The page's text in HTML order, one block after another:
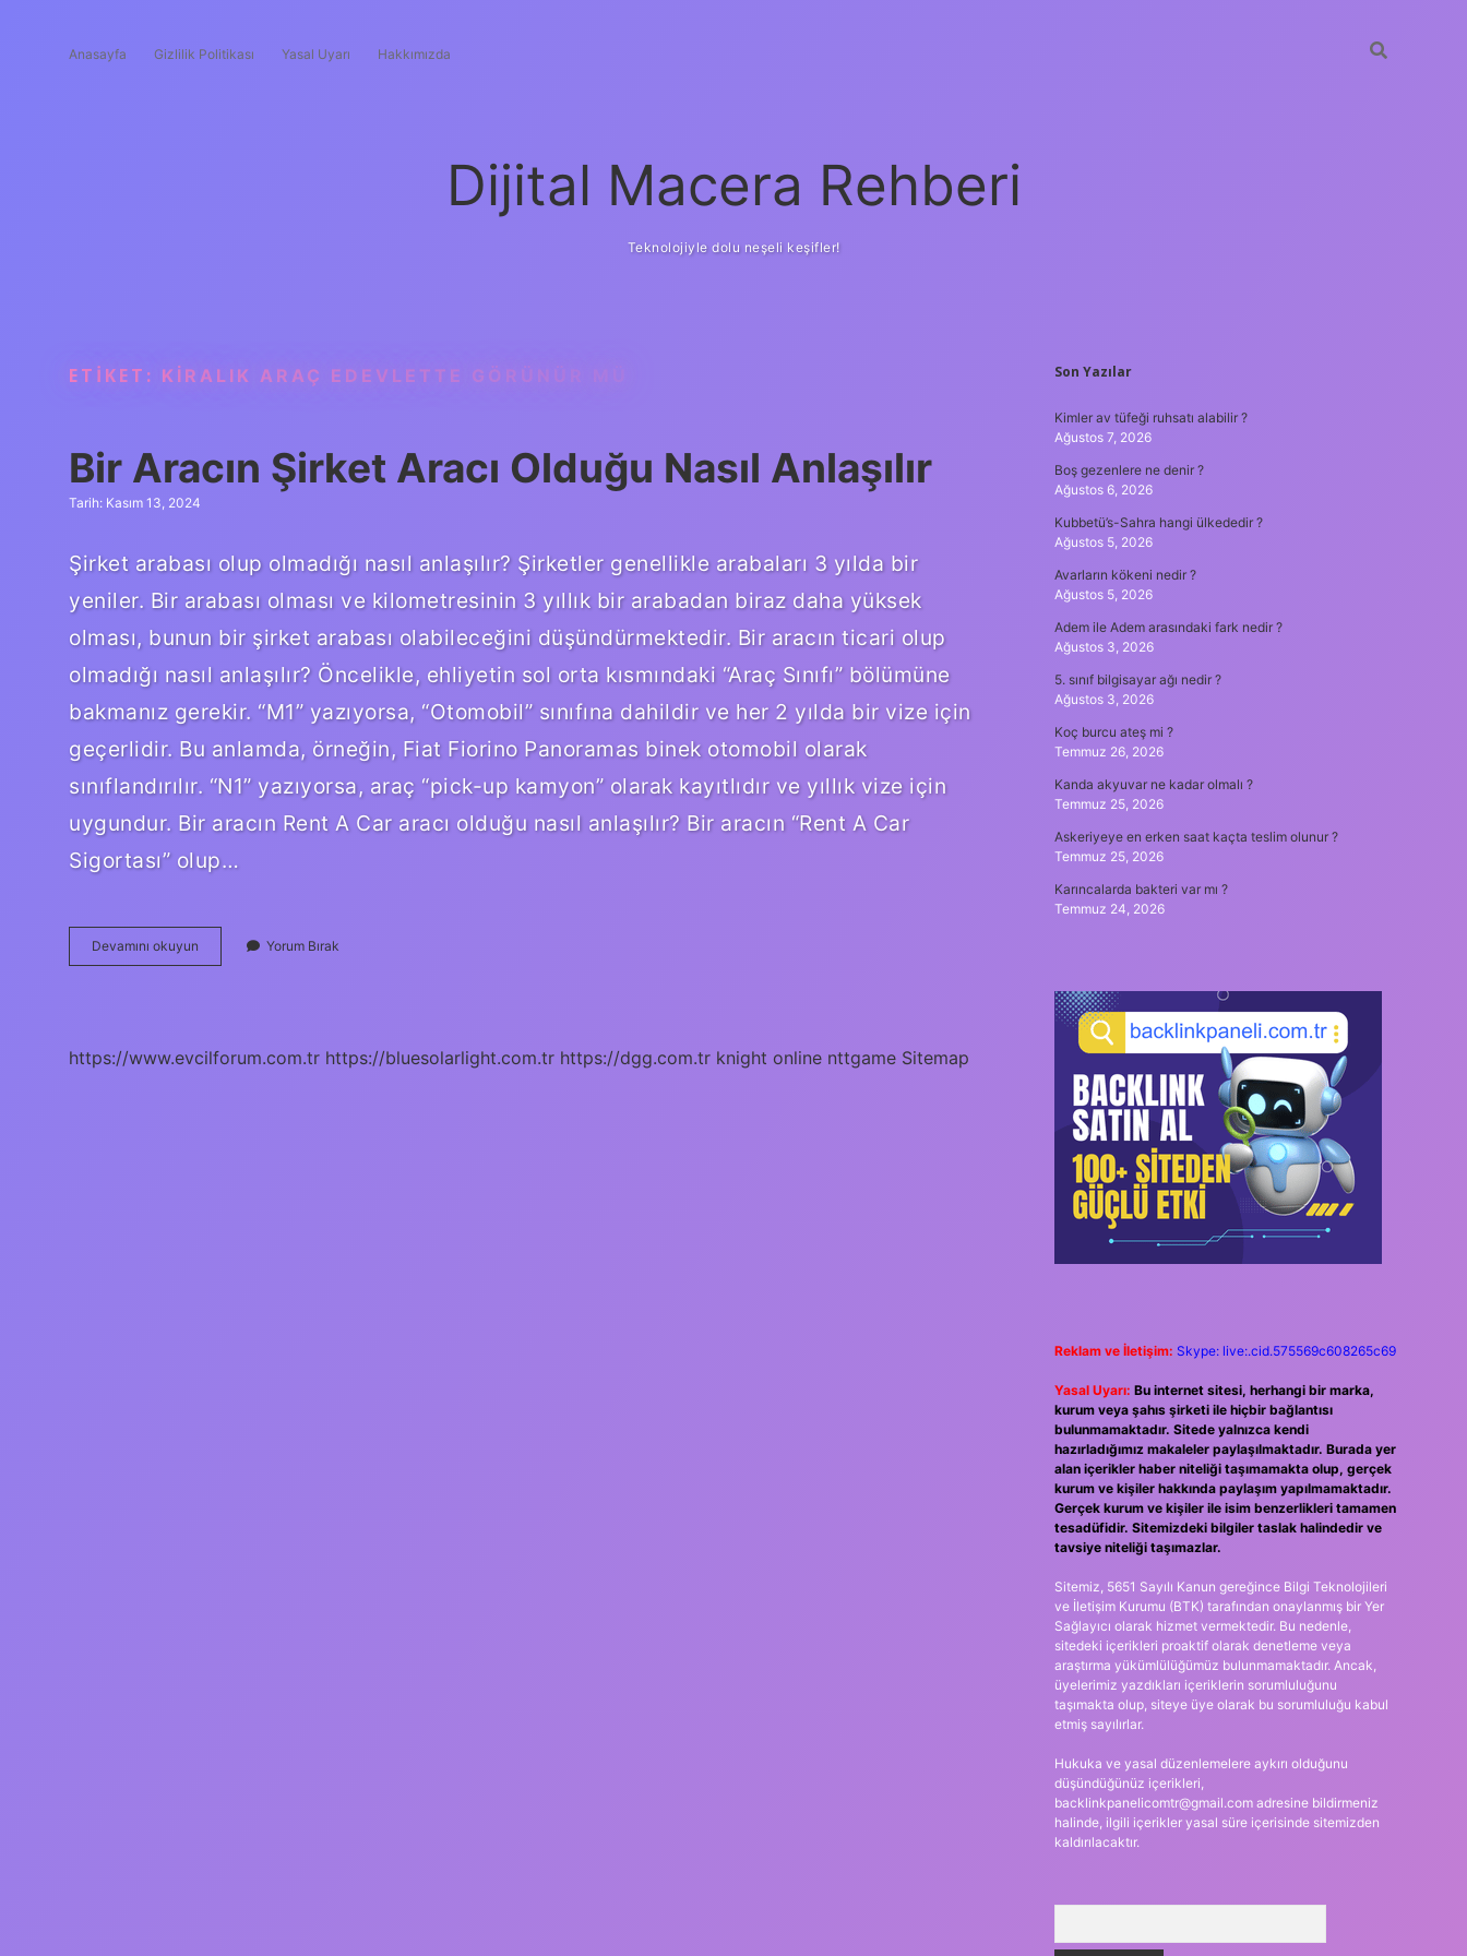
Anasayfa Gizlilik Politikası Yasal Uyarı Hakkımızda
Dijital Macera Rehberi
Teknolojiyle dolu neşeli keşifler!
ETIKET: KIRALIK ARAÇ EDEVLETTE GÖRÜNÜR MÜ
Bir Aracın Şirket Aracı Olduğu Nasıl Anlaşılır
Tarih: Kasım 13, 2024
Şirket arabası olup olmadığı nasıl anlaşılır? Şirketler genellikle arabaları 3 yılda bir
yeniler. Bir arabası olması ve kilometresinin 3 yıllık bir arabadan biraz daha yüksek
olması, bunun bir şirket arabası olabileceğini düşündürmektedir. Bir aracın ticari olup
olmadığı nasıl anlaşılır? Öncelikle, ehliyetin sol orta kısmındaki “Araç Sınıfı” bölümüne
bakmanız gerekir. “M1” yazıyorsa, “Otomobil” sınıfına dahildir ve her 2 yılda bir vize için
geçerlidir. Bu anlamda, örneğin, Fiat Fiorino Panoramas binek otomobil olarak
sınıflandırılır. “N1” yazıyorsa, araç “pick-up kamyon” olarak kayıtlıdır ve yıllık vize için
uygundur. Bir aracın Rent A Car aracı olduğu nasıl anlaşılır? Bir aracın “Rent A Car
Sigortası” olup…
Devamını okuyun
Aracın
Anlaşılır
Yorum Bırak
https://www.evcilforum.com.tr https://bluesolarlight.com.tr https://dgg.com.tr knight online nttgame Sitemap
SIDEBAR
Son Yazılar
Kimler av tüfeği ruhsatı alabilir ?
Ağustos 7, 2026
Boş gezenlere ne denir ?
Ağustos 6, 2026
Kubbetü’s-Sahra hangi ülkededir ?
Ağustos 5, 2026
Avarların kökeni nedir ?
Ağustos 5, 2026
Adem ile Adem arasındaki fark nedir ?
Ağustos 3, 2026
5. sınıf bilgisayar ağı nedir ?
Ağustos 3, 2026
Koç burcu ateş mi ?
Temmuz 26, 2026
Kanda akyuvar ne kadar olmalı ?
Temmuz 25, 2026
Askeriyeye en erken saat kaçta teslim olunur ?
Temmuz 25, 2026
Karıncalarda bakteri var mı ?
Temmuz 24, 2026
Reklam ve İletişim: Skype: live:.cid.575569c608265c69
Yasal Uyarı: Bu internet sitesi, herhangi bir marka,
kurum veya şahıs şirketi ile hiçbir bağlantısı
bulunmamaktadır. Sitede yalnızca kendi
hazırladığımız makaleler paylaşılmaktadır. Burada yer
alan içerikler haber niteliği taşımamakta olup, gerçek
kurum ve kişiler hakkında paylaşım yapılmamaktadır.
Gerçek kurum ve kişiler ile isim benzerlikleri tamamen
tesadüfidir. Sitemizdeki bilgiler taslak halindedir ve
tavsiye niteliği taşımazlar.
Sitemiz, 5651 Sayılı Kanun gereğince Bilgi Teknolojileri
ve İletişim Kurumu (BTK) tarafından onaylanmış bir Yer
Sağlayıcı olarak hizmet vermektedir. Bu nedenle,
sitedeki içerikleri proaktif olarak denetleme veya
araştırma yükümlülüğümüz bulunmamaktadır. Ancak,
üyelerimiz yazdıkları içeriklerin sorumluluğunu
taşımakta olup, siteye üye olarak bu sorumluluğu kabul
etmiş sayılırlar.
Hukuka ve yasal düzenlemelere aykırı olduğunu
düşündüğünüz içerikleri,
backlinkpanelicomtr@gmail.comadresine bildirmeniz
halinde, ilgili içerikler yasal süre içerisinde sitemizden
kaldırılacaktır.